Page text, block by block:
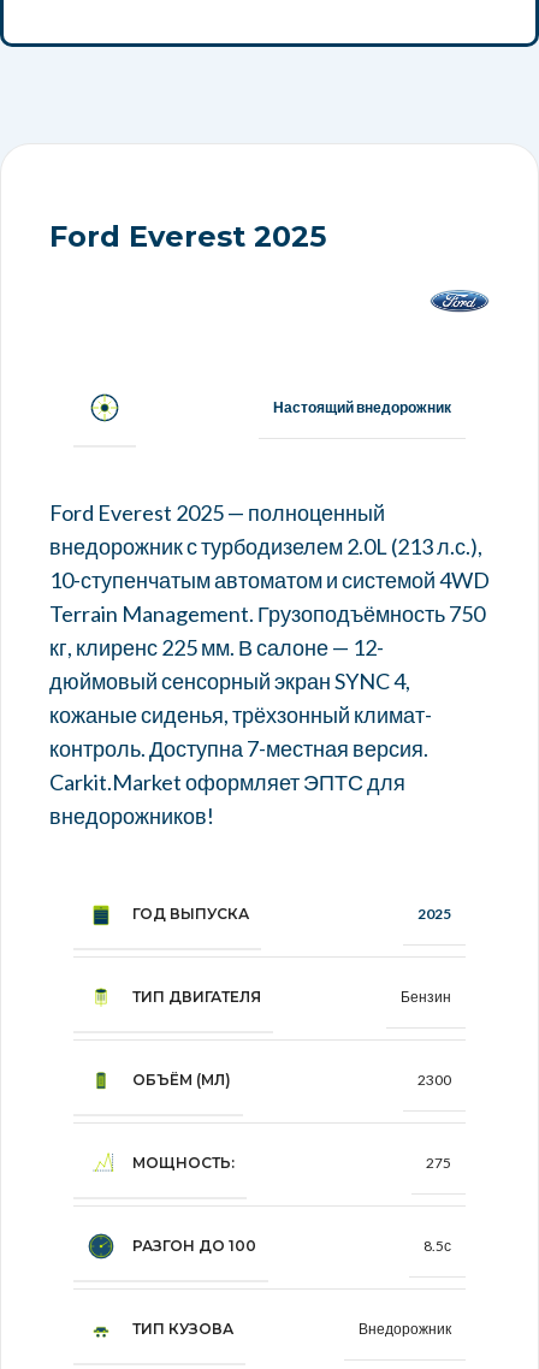
Ford Everest 2025
Настоящий внедорожник
Ford Everest 2025 — полноценный
внедорожник с турбодизелем 2.0L (213 л.с.),
10-ступенчатым автоматом и системой 4WD
Terrain Management. Грузоподъёмность 750
кг, клиренс 225 мм. В салоне — 12-
дюймовый сенсорный экран SYNC 4,
кожаные сиденья, трёхзонный климат-
контроль. Доступна 7-местная версия.
Carkit.Market оформляет ЭПТС для
внедорожников!
ГОД ВЫПУСКА 2025
ТИП ДВИГАТЕЛЯ Бензин
ОБЪЁМ (МЛ) 2300
МОЩНОСТЬ: 275
РАЗГОН ДО 100 8.5с
ТИП КУЗОВА Внедорожник